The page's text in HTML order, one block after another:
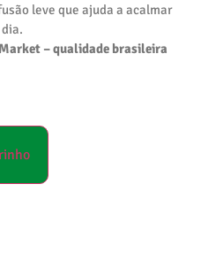
leve que ajuda a acalmar
– qualidade brasileira